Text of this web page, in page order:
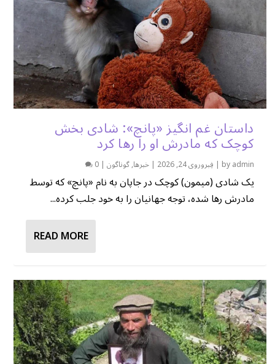
داستان غم انگیز «پانچ»: شادی بخش
کوچک که مادرش او را رها کرد
byadmin
| فِبروروی 24, 2026 |خبرها,گوناگون |
0
یک شادی (میمون) کوچک در جاپان به نام «پانچ» که توسط
مادرش رها شده، توجه جهانیان را به خود جلب کرده...
READ MORE